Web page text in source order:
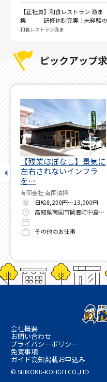
【正社員】和食レストラン 漁
集 研修体制充実！未経験の
和食レストラン漁ま
ピックアップ
ら
…
【残業ほぼなし】景気に
左右されないインフラ
を…
有限会社 南国清掃
日給8,200円～13,000円
高知県南国市岡豊町中島1422
その他のお仕事
会社概要
お問い合わせ
プライバシーポリシー
免責事項
ガイド高知掲載お申込み
© SHIKOKU-KOHGEI CO.,LTD